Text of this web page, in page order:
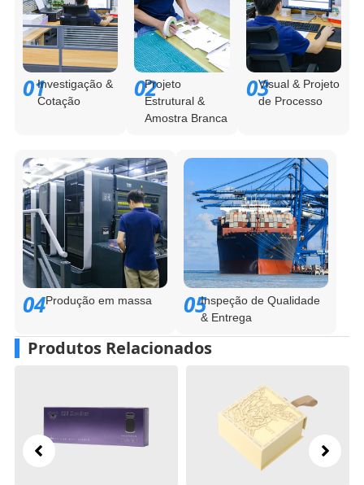
01Investigação &
Cotação
02Projeto
Estrutural &
Amostra Branca
03Visual & Projeto
de Processo
04Produção em massa 05Inspeção de Qualidade
& Entrega
Produtos Relacionados